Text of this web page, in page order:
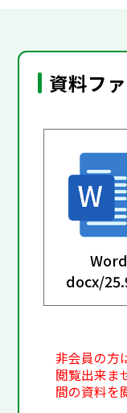
資料フ
Word
docx/
非会員の方
閲覧出来ま
間の資料を